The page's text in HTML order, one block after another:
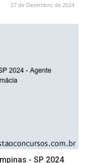
27 de Dezembro de 2024
- SP 2024